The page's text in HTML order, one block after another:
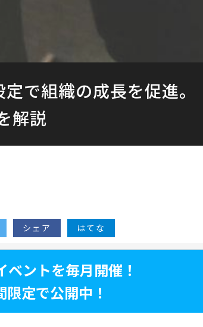
で組織の成長を促進。
解説
シェア はてな
ントを毎月開催！
定で公開中！